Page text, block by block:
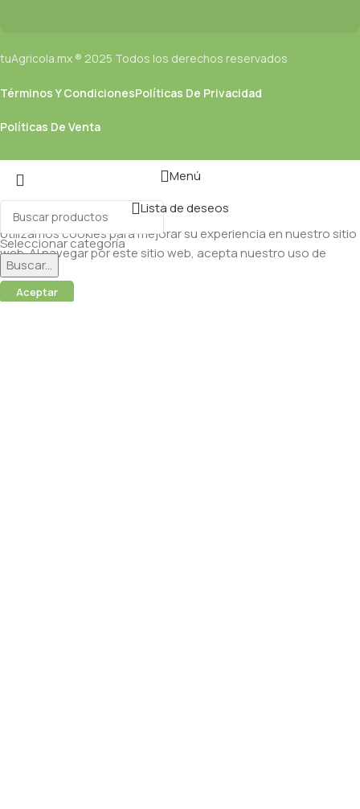
tuAgricola.mx ® 2025 Todos los derechos reservados
Términos Y CondicionesPolíticas De Privacidad
Políticas De Venta
Seleccionar categoría
Buscar...
Menú
Lista de deseos
Utilizamos cookies para mejorar su experiencia en nuestro sitio
web. Al navegar por este sitio web, acepta nuestro uso de
cookies.
Aceptar